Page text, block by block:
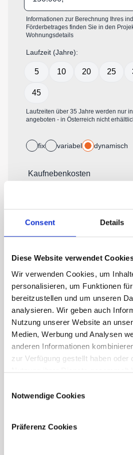
Consent Details
Diese Website verwendet
Wir verwenden Cookies, um
personalisieren, um Funktionen
bereitzustellen und um unseren
analysieren. Wir geben auch
Nutzung unserer Website an
Medien, Werbung und Analysen
anderen Informationen
zur Verfügung gestellt haben oder
Nutzung ihrer Dienste gesammelt
Selection
Notwendige Cookies
Präferenz Cookies